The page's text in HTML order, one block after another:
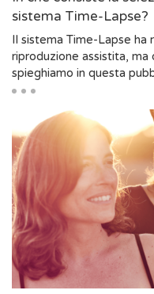
sistema Time-Lapse?
Il sistema Time-Lapse ha
riproduzione assistita,
spieghiamo in questa